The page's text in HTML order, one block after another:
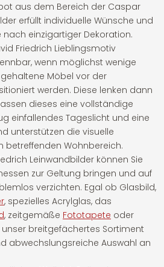
aus dem Bereich der Caspar
erfüllt individuelle Wünsche und
einzigartiger Dekoration.
Friedrich Lieblingsmotiv
wenn möglichst wenige
Möbel vor der
werden. Diese lenken dann
dieses eine vollständige
einfallendes Tageslicht und eine
unterstützen die visuelle
betreffenden Wohnbereich.
Leinwandbilder können Sie
zur Geltung bringen und auf
verzichten. Egal ob Glasbild,
, spezielles Acrylglas, das
, zeitgemäße Fototapete oder
unser breitgefächertes Sortiment
abwechslungsreiche Auswahl an